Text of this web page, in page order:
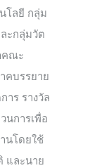
โลยี กลุ่ม
ะกลุ่มวัต
คณะ
คบรรยาย
ร รางวัล
นการเพื่อ
นโดยใช้
และนาย